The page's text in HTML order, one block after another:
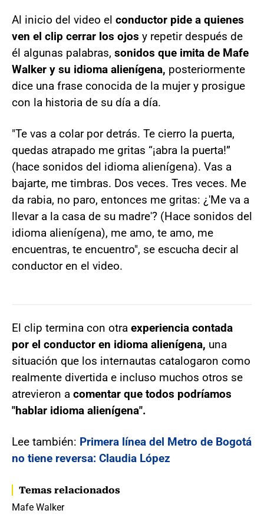
Al inicio del video el conductor pide a quienes
ven el clip cerrar los ojos y repetir después de
él algunas palabras, sonidos que imita de Mafe
Walker y su idioma alienígena, posteriormente
dice una frase conocida de la mujer y prosigue
con la historia de su día a día.
"Te vas a colar por detrás. Te cierro la puerta,
quedas atrapado me gritas “¡abra la puerta!”
(hace sonidos del idioma alienígena). Vas a
bajarte, me timbras. Dos veces. Tres veces. Me
da rabia, no paro, entonces me gritas: ¿'Me va a
llevar a la casa de su madre'? (Hace sonidos del
idioma alienígena), me amo, te amo, me
encuentras, te encuentro", se escucha decir al
conductor en el video.
El clip termina con otra experiencia contada
por el conductor en idioma alienígena, una
situación que los internautas catalogaron como
realmente divertida e incluso muchos otros se
atrevieron a comentar que todos podríamos
"hablar idioma alienígena".
Lee también: Primera línea del Metro de Bogotá
no tiene reversa: Claudia López
Temas relacionados
Mafe Walker